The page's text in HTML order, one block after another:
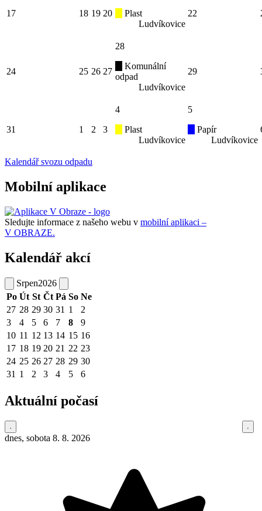
17 18 19 20
Plast
Ludvíkovice
22
24 25 26 27
28
Komunální
odpad
Ludvíkovice
29
31 1 2 3
4
Plast
Ludvíkovice
5
Papír
Ludvíkovice
Kalendář svozu odpadu
Mobilní aplikace
Sledujte informace z našeho webu v mobilní aplikaci –
V OBRAZE.
Kalendář akcí
Srpen2026
Po Út St Čt Pá So Ne
27 28 29 30 31 1
2
3
4 5 6 7 8
9
10 11 12 13 14 15 16
17 18 19 20 21 22 23
24 25 26 27 28 29 30
31 1 2 3 4 5 6
Aktuální počasí
dnes, sobota 8. 8. 2026